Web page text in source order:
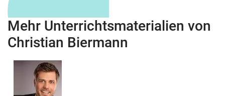
Mehr Unterrichtsmaterialien von
Christian Biermann